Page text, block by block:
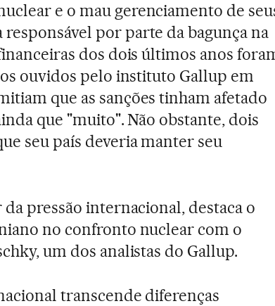
e o mau gerenciamento de
por parte da bagunça na
dos dois últimos anos
ouvidos pelo instituto Gallup em
que as sanções tinham afetado
que "muito". Não obstante, dois
seu país deveria manter seu
da pressão internacional, destaca o
no confronto nuclear com o
um dos analistas do Gallup.
transcende diferenças